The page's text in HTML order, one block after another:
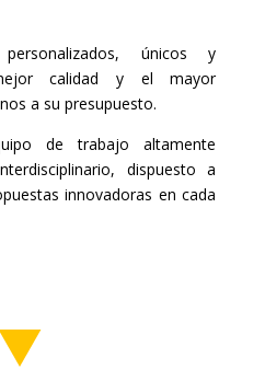
únicos y
calidad y el mayor
a su presupuesto.
de trabajo altamente
dispuesto a
innovadoras en cada